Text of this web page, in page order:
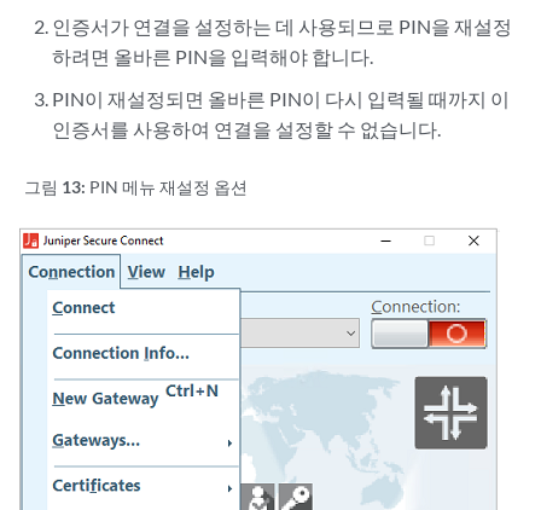
인증서가 연결을 설정하는 데 사용되므로 PIN을 재설정
하려면 올바른 PIN을 입력해야 합니다.
PIN이 재설정되면 올바른 PIN이 다시 입력될 때까지 이
인증서를 사용하여 연결을 설정할 수 없습니다.
그림 13: PIN 메뉴 재설정 옵션